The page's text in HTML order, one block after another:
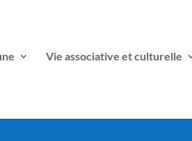
Vie associative et culturelle